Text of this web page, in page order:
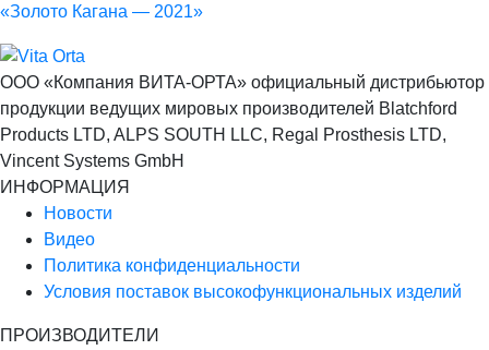
«Золото Кагана — 2021»
ООО «Компания ВИТА-ОРТА» официальный дистрибьютор
продукции ведущих мировых производителей Blatchford
Products LTD, ALPS SOUTH LLC, Regal Prosthesis LTD,
Vincent Systems GmbH
ИНФОРМАЦИЯ
Новости
Видео
Политика конфиденциальности
Условия поставок высокофункциональных изделий
ПРОИЗВОДИТЕЛИ